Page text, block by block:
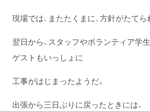
現場では、またたくまに、方針がたてら
翌日から、スタッフやボランティア学
ゲストもいっしょに
工事がはじまったようだ。
出張から三日ぶりに戻ったときには、